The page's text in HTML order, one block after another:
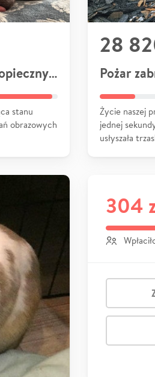
Badania i leczenie podopiecznych
stanu
obrazowych
28
Pożar
Życie naszej
jednej
usłyszała
304